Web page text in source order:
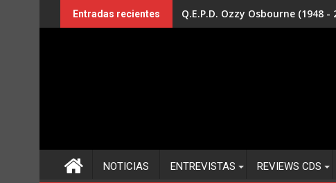
al
Entradas recientes Q.E.P.D. Ozzy Osbourne (1948 -
NOTICIAS ENTREVISTAS REVIEWS CDS